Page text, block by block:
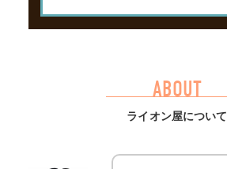
ABOUT
ライオン屋について